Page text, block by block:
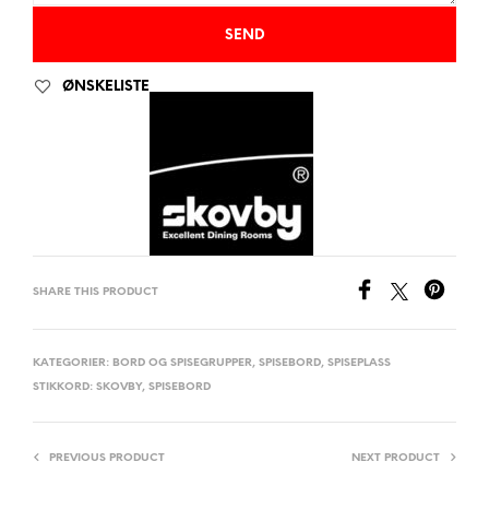
ØNSKELISTE
SHARE THIS PRODUCT
KATEGORIER: BORD OG SPISEGRUPPER, SPISEBORD, SPISEPLASS
STIKKORD: SKOVBY, SPISEBORD
PREVIOUS PRODUCT NEXT PRODUCT